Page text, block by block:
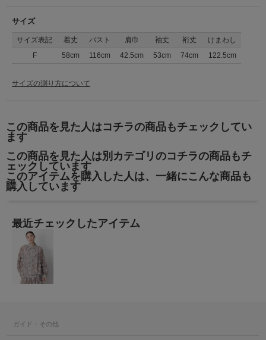
サイズ
サイズ表記 着丈 バスト 肩巾 袖丈 裄丈
けまわし
F
58cm 116cm 42.5cm 53cm 74cm 122.5cm
サイズの測り方について
この商品を見た人はコチラの商品もチェックしてい
ます
この商品を見た人は別カテゴリのコチラの商品もチ
ェックしています
このアイテムを購入した人は、一緒にこんな商品も
購入しています
最近チェックしたアイテム
ガイド・その他